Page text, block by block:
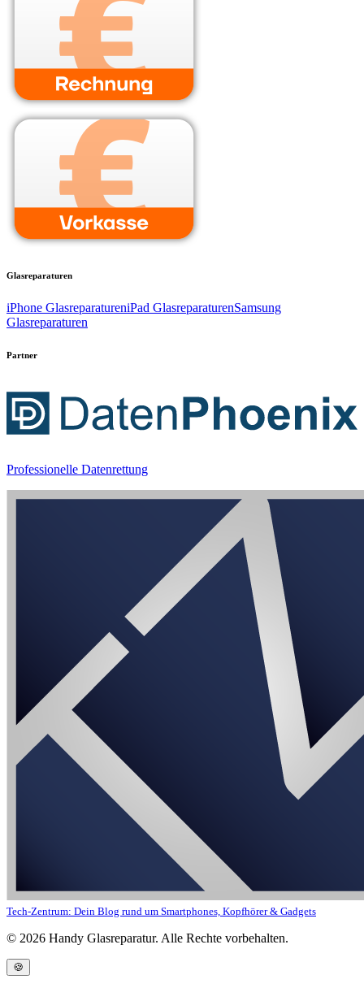
Glasreparaturen
iPhone GlasreparatureniPad GlasreparaturenSamsung
Glasreparaturen
Partner
Professionelle Datenrettung
Tech-Zentrum: Dein Blog rund um Smartphones, Kopfhörer & Gadgets
© 2026 Handy Glasreparatur. Alle Rechte vorbehalten.
🍪